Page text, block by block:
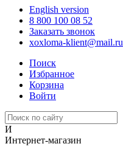
English version
8 800 100 08 52
Заказать звонок
xoxloma-klient@mail.ru
Поиск
Избранное
Корзина
Войти
И
Интернет-магазин